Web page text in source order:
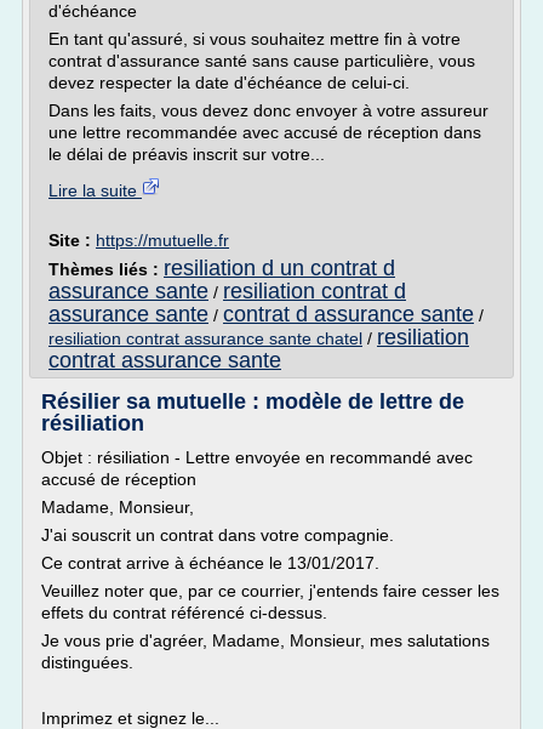
d'échéance
En tant qu'assuré, si vous souhaitez mettre fin à votre
contrat d'assurance santé sans cause particulière, vous
devez respecter la date d'échéance de celui-ci.
Dans les faits, vous devez donc envoyer à votre assureur
une lettre recommandée avec accusé de réception dans
le délai de préavis inscrit sur votre...
Lire la suite
Site : https://mutuelle.fr
Thèmes liés : resiliation d un contrat d
assurance sante / resiliation contrat d
assurance sante / contrat d assurance sante /
resiliation contrat assurance sante chatel / resiliation
contrat assurance sante
Résilier sa mutuelle : modèle de lettre de
résiliation
Objet : résiliation - Lettre envoyée en recommandé avec
accusé de réception
Madame, Monsieur,
J'ai souscrit un contrat dans votre compagnie.
Ce contrat arrive à échéance le 13/01/2017.
Veuillez noter que, par ce courrier, j'entends faire cesser les
effets du contrat référencé ci-dessus.
Je vous prie d'agréer, Madame, Monsieur, mes salutations
distinguées.
Imprimez et signez le...